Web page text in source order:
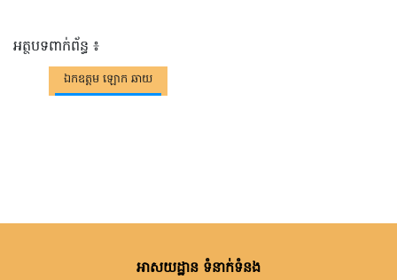
អត្ថបទពាក់ព័ន្ធ ៖
ឯកឧត្តម ឡោក ឆាយ
អាសយដ្ឋាន ទំនាក់ទំនង